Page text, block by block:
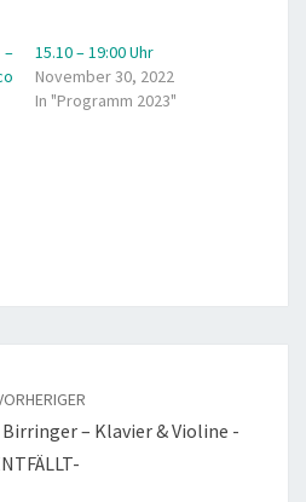
15.10 – 19:00 Uhr
November 30, 2022
In "Programm 2023"
Birringer – Klavier & Violine -